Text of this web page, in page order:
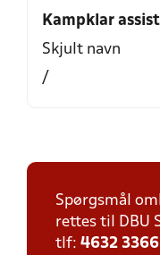
Kampklar
Skjult navn
/
Spørgsmål
rettes til DBU
tlf: 4632 3366